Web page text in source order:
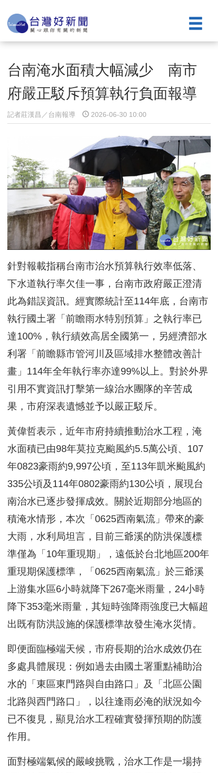
台南淹水面積大幅減少 南市
府嚴正駁斥預算執行負面報導
記者莊漢昌／台南報導 2026-06-30 10:00
針對報載指稱台南市治水預算執行效率低落、
下水道執行率欠佳一事，台南市政府嚴正澄清
此為錯誤資訊。經實際統計至114年底，台南市
執行國土署「前瞻雨水特別預算」之執行率已
達100%，執行績效高居全國第一，另經濟部水
利署「前瞻縣市管河川及區域排水整體改善計
畫」114年全年執行率亦達99%以上。對於外界
引用不實資訊打擊第一線治水團隊的辛苦成
果，市府深表遺憾並予以嚴正駁斥。
黃偉哲表示，近年市府持續推動治水工程，淹
水面積已由98年莫拉克颱風約5.5萬公頃、107
年0823豪雨約9,997公頃，至113年凱米颱風約
335公頃及114年0802豪雨約130公頃，展現台
南治水已逐步發揮成效。關於近期部分地區的
積淹水情形，本次「0625西南氣流」帶來的豪
大雨，水利局坦言，目前三爺溪的防洪保護標
準僅為「10年重現期」，遠低於台北地區200年
重現期保護標準，「0625西南氣流」於三爺溪
上游集水區6小時就降下267毫米雨量，24小時
降下353毫米雨量，其短時強降雨強度已大幅超
出既有防洪設施的保護標準故發生淹水災情。
即便面臨極端天候，市府長期的治水成效仍在
多處具體展現：例如過去由國土署重點補助治
水的「東區東門路與自由路口」及「北區公園
北路與西門路口」，以往逢雨必淹的狀況如今
已不復見，顯見治水工程確實發揮預期的防護
作用。
面對極端氣候的嚴峻挑戰，治水工作是一場持